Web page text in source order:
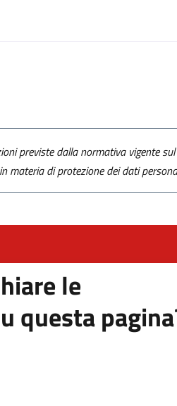
previste dalla normativa vigente
materia di protezione dei dati
le
questa